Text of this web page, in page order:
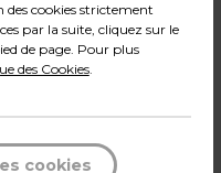
des cookies strictement
par la suite, cliquez sur le
de page. Pour plus
des Cookies.
cookies